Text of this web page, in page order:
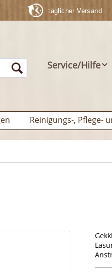
täglicher Versand
Service/Hilfe
Reinigungs-, Pflege-